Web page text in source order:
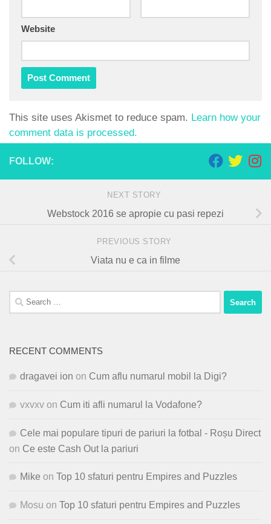
Website
This site uses Akismet to reduce spam. Learn how your
comment data is processed.
FOLLOW:
NEXT STORY
Webstock 2016 se apropie cu pasi repezi
PREVIOUS STORY
Viata nu e ca in filme
Search
for:
RECENT COMMENTS
dragavei ion on Cum aflu numarul mobil la Digi?
vxvxv on Cum iti afli numarul la Vodafone?
Cele mai populare tipuri de pariuri la fotbal - Roșu Direct
on Ce este Cash Out la pariuri
Mike on Top 10 sfaturi pentru Empires and Puzzles
Mosu on Top 10 sfaturi pentru Empires and Puzzles